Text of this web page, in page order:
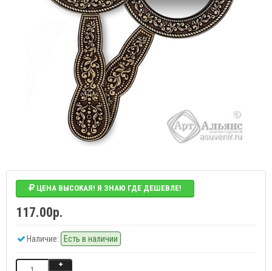
ЦЕНА ВЫСОКАЯ! Я ЗНАЮ ГДЕ ДЕШЕВЛЕ!
117.00р.
Наличие: Есть в наличии